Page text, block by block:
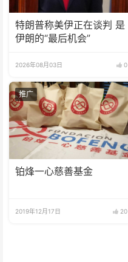
特朗普称美伊正在谈判 是
伊朗的“最后机会”
2026年08月03日 0
推广
铂烽一心慈善基金
2019年12月17日 20